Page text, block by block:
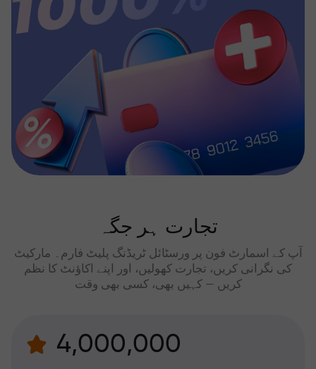
تجارت ہر جگہ
آپ کے اسمارٹ فون پر ورسٹائل ٹریڈنگ پلیٹ فارم۔ مارکیٹ
کی نگرانی کریں، تجارت کھولیں، اور اپنے اکاؤنٹ کا نظم
کریں — کہیں بھی، کسی بھی وقت
4,000,000